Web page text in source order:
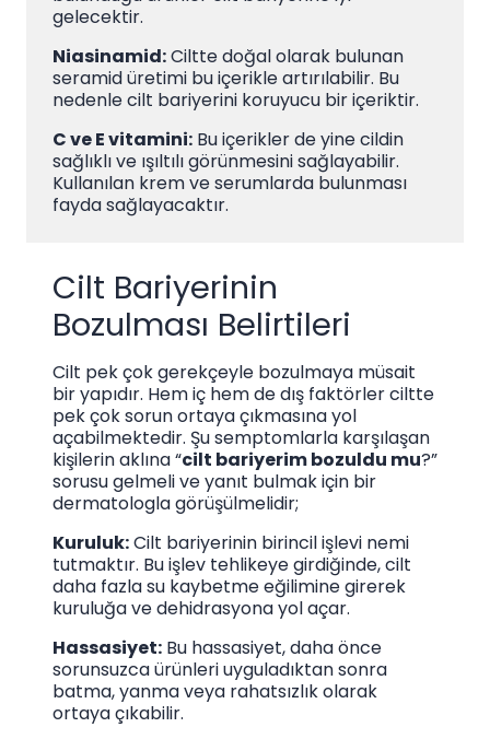
gelecektir.
Niasinamid:Ciltte doğal olarak bulunan
seramid üretimi bu içerikle artırılabilir. Bu
nedenle cilt bariyerini koruyucu bir içeriktir.
C ve E vitamini: Bu içerikler de yine cildin
sağlıklı ve ışıltılı görünmesini sağlayabilir.
Kullanılan krem ve serumlarda bulunması
fayda sağlayacaktır.
Cilt Bariyerinin
Bozulması Belirtileri
Cilt pek çok gerekçeyle bozulmaya müsait
bir yapıdır. Hem iç hem de dış faktörler ciltte
pek çok sorun ortaya çıkmasına yol
açabilmektedir. Şu semptomlarla karşılaşan
kişilerin aklına “cilt bariyerim bozuldu mu?”
sorusu gelmeli ve yanıt bulmak için bir
dermatologla görüşülmelidir;
Kuruluk:Cilt bariyerinin birincil işlevi nemi
tutmaktır. Bu işlev tehlikeye girdiğinde, cilt
daha fazla su kaybetme eğilimine girerek
kuruluğa ve dehidrasyona yol açar.
Hassasiyet: Bu hassasiyet, daha önce
sorunsuzca ürünleri uyguladıktan sonra
batma, yanma veya rahatsızlık olarak
ortaya çıkabilir.